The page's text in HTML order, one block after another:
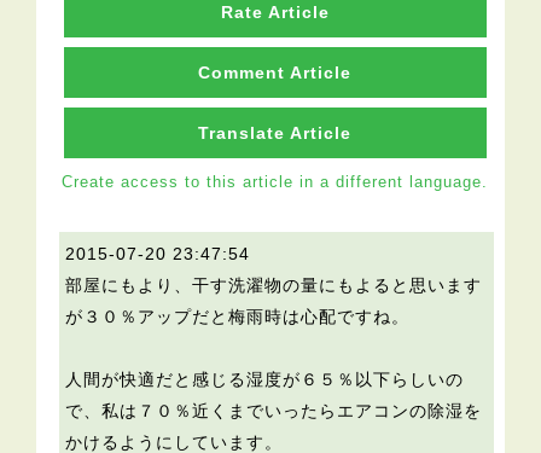
Rate Article
Comment Article
Translate Article
Create access to this article in a different language.
2015-07-20 23:47:54
部屋にもより、干す洗濯物の量にもよると思います
が３０％アップだと梅雨時は心配ですね。
人間が快適だと感じる湿度が６５％以下らしいの
で、私は７０％近くまでいったらエアコンの除湿を
かけるようにしています。